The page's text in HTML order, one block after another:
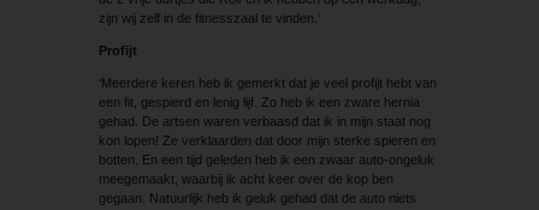
zijn wij zelf in de fitnesszaal te vinden.’
Profijt
‘Meerdere keren heb ik gemerkt dat je veel profijt hebt van
een fit, gespierd en lenig lijf. Zo heb ik een zware hernia
gehad. De artsen waren verbaasd dat ik in mijn staat nog
kon lopen! Ze verklaarden dat door mijn sterke spieren en
botten. En een tijd geleden heb ik een zwaar auto-ongeluk
meegemaakt, waarbij ik acht keer over de kop ben
gegaan. Natuurlijk heb ik geluk gehad dat de auto niets